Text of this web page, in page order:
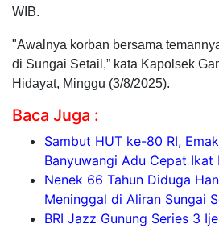
WIB.
"Awalnya korban bersama
di Sungai Setail,” kata Kapolsek
Hidayat, Minggu (3/8/2025).
Baca Juga :
Sambut HUT ke-80 RI,
Banyuwangi Adu Cepat Ikat
Nenek 66 Tahun Diduga
Meninggal di Aliran Sungai
BRI Jazz Gunung Series 3